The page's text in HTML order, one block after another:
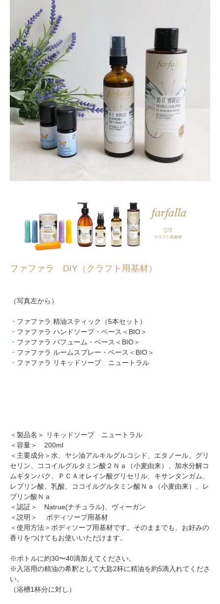
ファファラ DIY（クラフト用基材）
（写真左から）
・ ファファラ 精油スティック（5本セット）
・ ファファラ ハンドソープ・ベース＜BIO＞
・ ファファラ パフューム・ベース＜BIO＞
・ ファファラ ルームスプレー・ベース＜BIO＞
・ ファファラ リキッドソープ ニュートラル
＜製品名＞ リキッドソープ ニュートラル
＜容量＞ 200ml
＜主要成分＞水、ヤシ油アルキルグルコシド、エタノール、グリ
セリン、ココイルグルタミン酸２Ｎａ（小麦由来）、加水分解コ
ムギタンパク、ＰＣＡオレイン酸グリセリル、キサンタンガム、
レブリン酸、乳酸、ココイルグルタミン酸Ｎａ（小麦由来）、レ
ブリン酸Ｎａ
＜認証＞ Natrue(ナチュラル)、ヴィーガン
＜説明＞ ボディソープ用基材
＜使用方法＞ボディソープ用基材です。そのままでも、お好みの
香りをつけてもお使いいただけます。
※ボトルに約30〜40滴加えてください。
※入浴用の精油の希釈として大匙2杯に精油を約5滴入れてくださ
い。
（浴槽1杯分に対し）